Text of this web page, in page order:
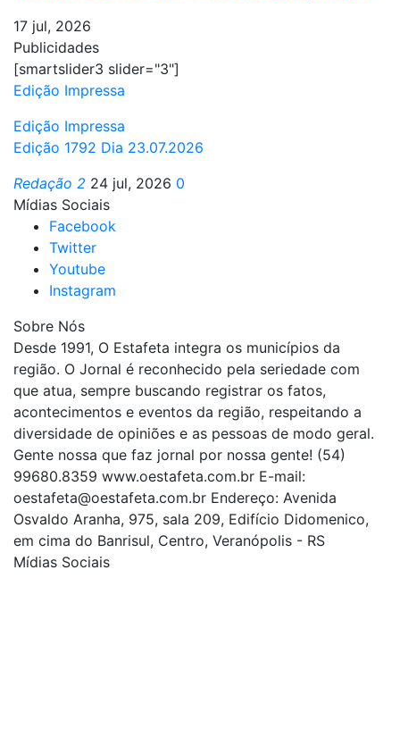
17 jul, 2026
Publicidades
[smartslider3 slider="3"]
Edição Impressa
Edição Impressa
Edição 1792 Dia 23.07.2026
Redação 2 24 jul, 2026 0
Mídias Sociais
Facebook
Twitter
Youtube
Instagram
Sobre Nós
Desde 1991, O Estafeta integra os municípios da
região. O Jornal é reconhecido pela seriedade com
que atua, sempre buscando registrar os fatos,
acontecimentos e eventos da região, respeitando a
diversidade de opiniões e as pessoas de modo geral.
Gente nossa que faz jornal por nossa gente! (54)
99680.8359 www.oestafeta.com.br E-mail:
oestafeta@oestafeta.com.br Endereço: Avenida
Osvaldo Aranha, 975, sala 209, Edifício Didomenico,
em cima do Banrisul, Centro, Veranópolis - RS
Mídias Sociais